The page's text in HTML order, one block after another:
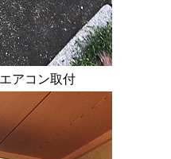
アコン取付